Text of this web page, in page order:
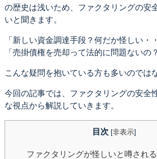
の歴史は浅いため、ファクタリングの安
いと聞きます。
「新しい資金調達手段？何だか怪しい・
「売掛債権を売却って法的に問題ないの
こんな疑問を抱いている方も多いのでは
今回の記事では、ファクタリングの安全
な視点から解説していきます。
目次 [非表示]
ファクタリングが怪しいと噂され